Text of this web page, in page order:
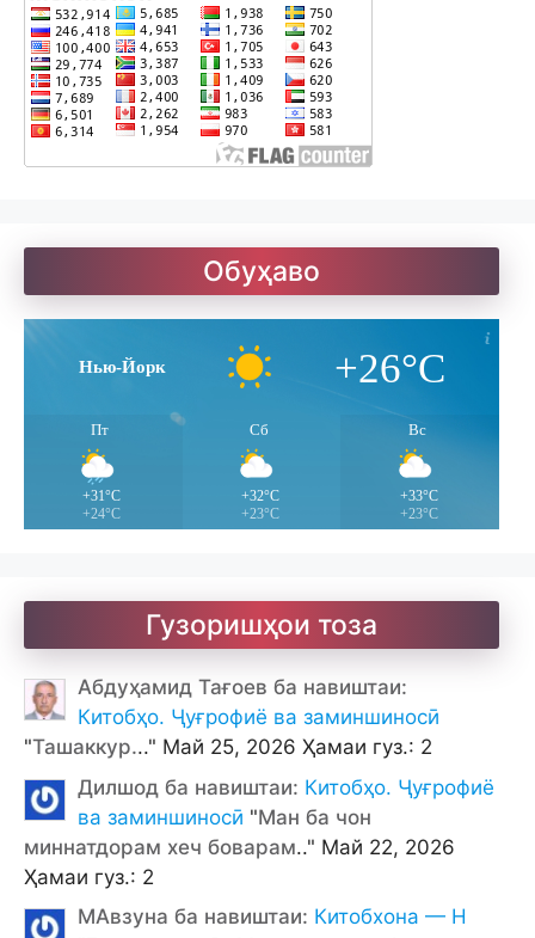
Рубоиёти Хайём
Саъдӣ. Гулистон
Улуғзода. Субҳи ҷавонӣ
Ҷомӣ – чанд ғазал
Обуҳаво
Нью-Йорк +26°C
Пт
+31°C
+24°C
Сб
+32°C
+23°C
Вс
+33°C
+23°C
Гузоришҳои тоза
Абдуҳамид Тағоев ба навиштаи:
Китобҳо. Ҷуғрофиё ва заминшиносӣ
"Ташаккур..." Май 25, 2026 Ҳамаи гуз.: 2
Дилшод ба навиштаи: Китобҳо. Ҷуғрофиё
ва заминшиносӣ "Ман ба чон
миннатдорам хеч боварам.." Май 22, 2026
Ҳамаи гуз.: 2
МАвзуна ба навиштаи: Китобхона — Н